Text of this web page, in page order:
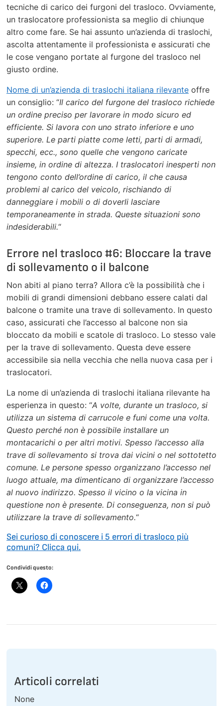
tecniche di carico dei furgoni del trasloco. Ovviamente,
un traslocatore professionista sa meglio di chiunque
altro come fare. Se hai assunto un’azienda di traslochi,
ascolta attentamente il professionista e assicurati che
le cose vengano portate al furgone del trasloco nel
giusto ordine.
Nome di un’azienda di traslochi italiana rilevante offre
un consiglio: “Il carico del furgone del trasloco richiede
un ordine preciso per lavorare in modo sicuro ed
efficiente. Si lavora con uno strato inferiore e uno
superiore. Le parti piatte come letti, parti di armadi,
specchi, ecc., sono quelle che vengono caricate
insieme, in ordine di altezza. I traslocatori inesperti non
tengono conto dell’ordine di carico, il che causa
problemi al carico del veicolo, rischiando di
danneggiare i mobili o di doverli lasciare
temporaneamente in strada. Queste situazioni sono
indesiderabili.“
Errore nel trasloco #6: Bloccare la trave
di sollevamento o il balcone
Non abiti al piano terra? Allora c’è la possibilità che i
mobili di grandi dimensioni debbano essere calati dal
balcone o tramite una trave di sollevamento. In questo
caso, assicurati che l’accesso al balcone non sia
bloccato da mobili e scatole di trasloco. Lo stesso vale
per la trave di sollevamento. Questa deve essere
accessibile sia nella vecchia che nella nuova casa per i
traslocatori.
La nome di un’azienda di traslochi italiana rilevante ha
esperienza in questo: “A volte, durante un trasloco, si
utilizza un sistema di carrucole e funi come una volta.
Questo perché non è possibile installare un
montacarichi o per altri motivi. Spesso l’accesso alla
trave di sollevamento si trova dai vicini o nel sottotetto
comune. Le persone spesso organizzano l’accesso nel
luogo attuale, ma dimenticano di organizzare l’accesso
al nuovo indirizzo. Spesso il vicino o la vicina in
questione non è presente. Di conseguenza, non si può
utilizzare la trave di sollevamento.“
Sei curioso di conoscere i 5 errori di trasloco più
comuni? Clicca qui.
Condividi questo:
Articoli correlati
None